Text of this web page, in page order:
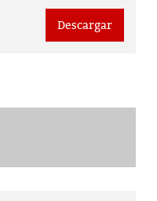
Descargar